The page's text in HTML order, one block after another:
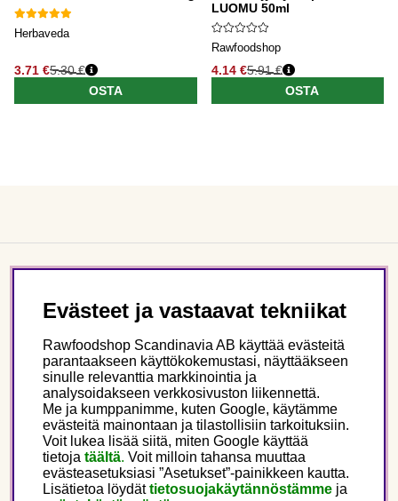
Herbaveda
3.71 €5.30 €
OSTA
LUOMU 50ml
Rawfoodshop
4.14 €5.91 €
OSTA
Seuraa meitä
Tämä on Rawfoodshop
Finland
Evästeet ja vastaavat tekniikat
Rawfoodshop Scandinavia AB käyttää evästeitä
parantaakseen käyttökokemustasi, näyttääkseen
sinulle relevanttia markkinointia ja
analysoidakseen verkkosivuston liikennettä.
Me ja kumppanimme, kuten Google, käytämme
evästeitä mainontaan ja tilastollisiin tarkoituksiin.
Voit lukea lisää siitä, miten Google käyttää
tietoja täältä. Voit milloin tahansa muuttaa
evästeasetuksiasi ”Asetukset”-painikkeen kautta.
Lisätietoa löydättietosuojakäytännöstämme ja